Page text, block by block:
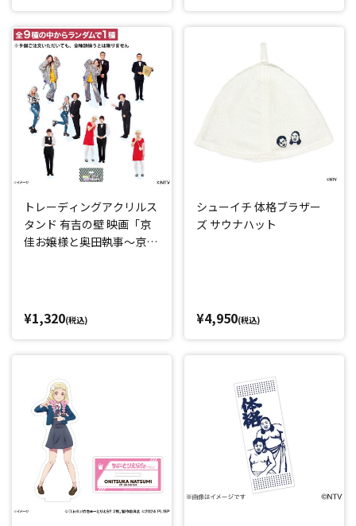
トレーディングアクリルス
タンド 有吉の壁 映画「京
佳お嬢様と奥田執事～京佳
¥1,320(税込)
シューイチ 体格ブラザー
ズ サウナハット
¥4,950(税込)